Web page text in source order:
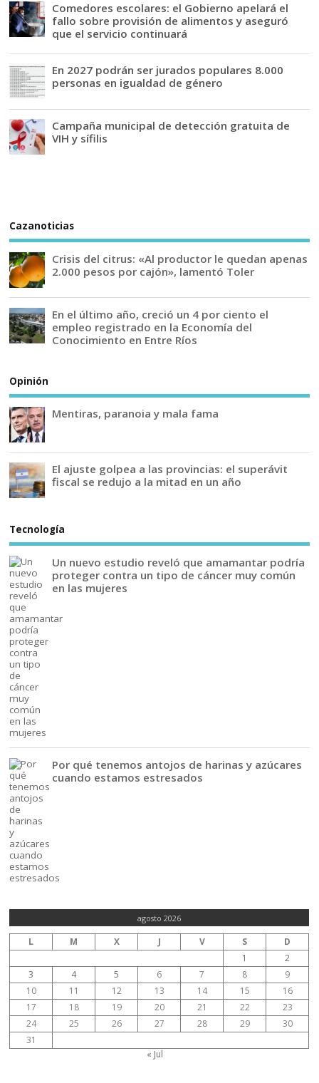
Comedores escolares: el Gobierno apelará el
fallo sobre provisión de alimentos y aseguró
que el servicio continuará
En 2027 podrán ser jurados populares 8.000
personas en igualdad de género
Campaña municipal de detección gratuita de
VIH y sífilis
Cazanoticias
Crisis del citrus: «Al productor le quedan apenas
2.000 pesos por cajón», lamentó Toler
En el último año, creció un 4 por ciento el
empleo registrado en la Economía del
Conocimiento en Entre Ríos
Opinión
Mentiras, paranoia y mala fama
El ajuste golpea a las provincias: el superávit
fiscal se redujo a la mitad en un año
Tecnología
Un nuevo estudio reveló que amamantar podría
proteger contra un tipo de cáncer muy común
en las mujeres
Por qué tenemos antojos de harinas y azúcares
cuando estamos estresados
agosto 2026
L M X J V S
D
1
2
3
4 5 6 7 8
9
10
11 12 13 14 15
16
17
18 19 20 21 22
23
24
25 26 27 28 29
30
31
« Jul